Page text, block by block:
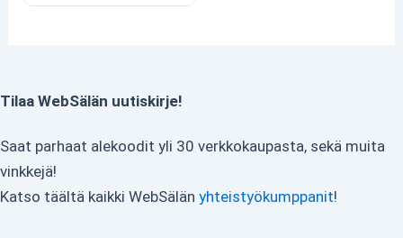
Tilaa WebSälän uutiskirje!
Saat parhaat alekoodit yli 30 verkkokaupasta, sekä muita
vinkkejä!
Katso täältä kaikki WebSälän yhteistyökumppanit!